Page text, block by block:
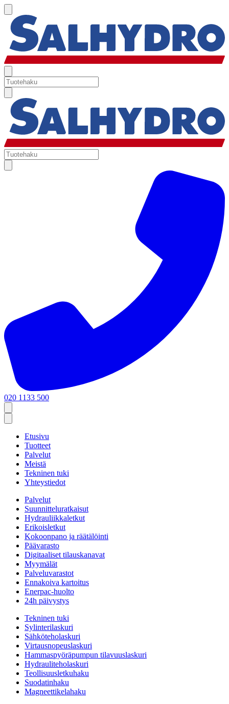
020 1133 500
Etusivu
Tuotteet
Palvelut
Meistä
Tekninen tuki
Yhteystiedot
Palvelut
Suunnitteluratkaisut
Hydrauliikkaletkut
Erikoisletkut
Kokoonpano ja räätälöinti
Päävarasto
Digitaaliset tilauskanavat
Myymälät
Palveluvarastot
Ennakoiva kartoitus
Enerpac-huolto
24h päivystys
Tekninen tuki
Sylinterilaskuri
Sähköteholaskuri
Virtausnopeuslaskuri
Hammaspyöräpumpun tilavuuslaskuri
Hydrauliteholaskuri
Teollisuusletkuhaku
Suodatinhaku
Magneettikelahaku